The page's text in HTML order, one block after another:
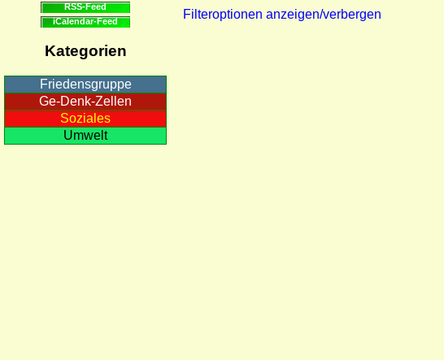
RSS-Feed
iCalendar-Feed
Kategorien
Friedensgruppe
Ge-Denk-Zellen
Soziales
Umwelt
Filteroptionen anzeigen/verbergen